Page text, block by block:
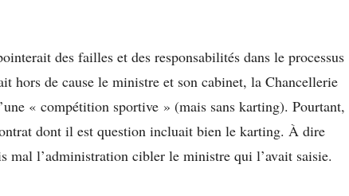
des failles et des responsabilités dans le processus
hors de cause le ministre et son cabinet, la Chancellerie
« compétition sportive » (mais sans karting). Pourtant,
dont il est question incluait bien le karting. À dire
mal l’administration cibler le ministre qui l’avait saisie.